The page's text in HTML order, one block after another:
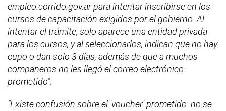
empleo.corrido.gov.ar para intentar inscribirse en los
cursos de capacitación exigidos por el gobierno. Al
intentar el trámite, solo aparece una entidad privada
para los cursos, y al seleccionarlos, indican que no hay
cupo o dan solo 3 días, además de que a muchos
compañeros no les llegó el correo electrónico
prometido”.
“Existe confusión sobre el 'voucher' prometido: no se